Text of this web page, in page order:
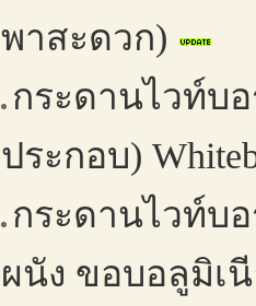
พาสะดวก)
กระดานไวท์บ
ประกอบ)
กระดานไวท์บ
ผนัง ขอบอลูมิเ